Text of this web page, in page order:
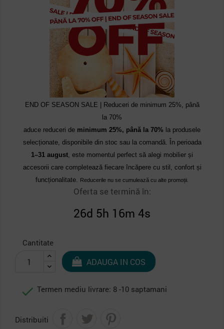
END OF SEASON SALE | Reduceri de minimum 25%, până
la 70%
aduce reduceri de minimum 25%, până la 70% la produsele
selecționate, disponibile din stoc sau la comandă. În perioada
1–31 august, este momentul perfect să alegi mobilier și
accesorii care completează fiecare încăpere cu stil, confort și
funcționalitate. Reducerile nu se cumulează cu alte promoții.
Oferta se termină în:
26d 5h 16m 4s
Cantitate
ADAUGA IN COS
 Termen mediu livrare: 8 -10 saptamani
Distribuiti